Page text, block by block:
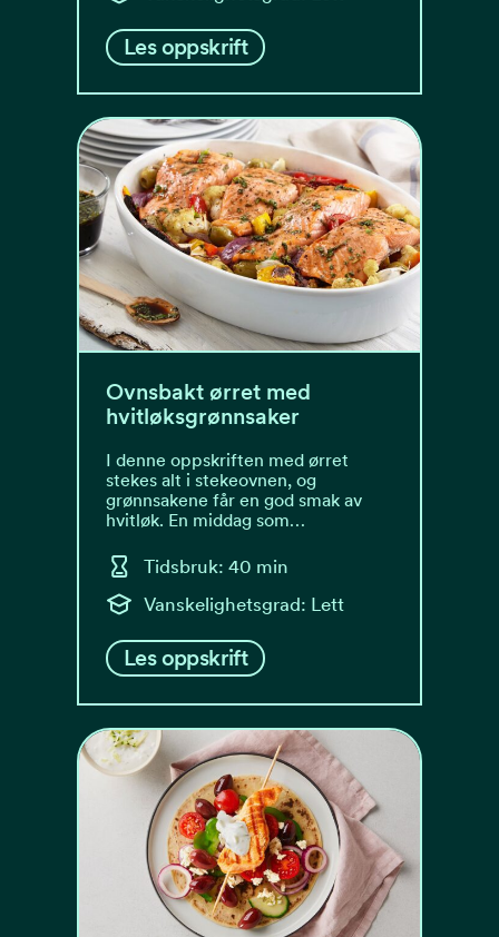
Les oppskrift
Ovnsbakt ørret med
hvitløksgrønnsaker
I denne oppskriften med ørret
stekes alt i stekeovnen, og
grønnsakene får en god smak av
hvitløk. En middag som…
Tidsbruk: 40 min
Vanskelighetsgrad: Lett
Les oppskrift